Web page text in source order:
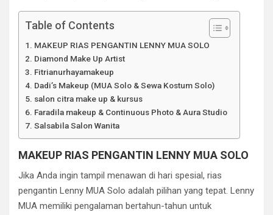
Table of Contents
MAKEUP RIAS PENGANTIN LENNY MUA SOLO
Diamond Make Up Artist
Fitrianurhayamakeup
Dadi’s Makeup (MUA Solo & Sewa Kostum Solo)
salon citra make up & kursus
Faradila makeup & Continuous Photo & Aura Studio
Salsabila Salon Wanita
MAKEUP RIAS PENGANTIN LENNY MUA SOLO
Jika Anda ingin tampil menawan di hari spesial, rias
pengantin Lenny MUA Solo adalah pilihan yang tepat. Lenny
MUA memiliki pengalaman bertahun-tahun untuk